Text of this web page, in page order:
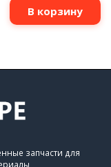
В корзину
запчасти для